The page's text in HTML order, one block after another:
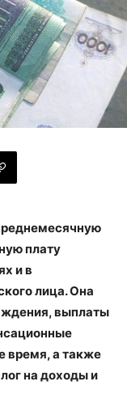
плату
и в
лица. Она
выплаты
время, а также
на доходы и